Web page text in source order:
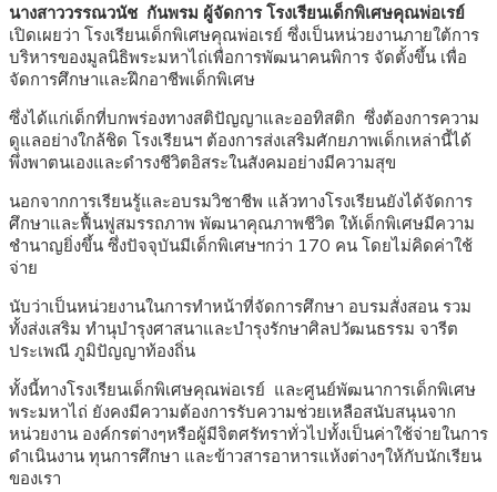
นางสาววรรณวนัช กันพรม ผู้จัดการ โรงเรียนเด็กพิเศษคุณพ่อเรย์
เปิดเผยว่า โรงเรียนเด็กพิเศษคุณพ่อเรย์ ซึ่งเป็นหน่วยงานภายใต้การ
บริหารของมูลนิธิพระมหาไถ่เพื่อการพัฒนาคนพิการ จัดตั้งขึ้น เพื่อ
จัดการศึกษาและฝึกอาชีพเด็กพิเศษ
ซึ่งได้แก่เด็กที่บกพร่องทางสติปัญญาและออทิสติก ซึ่งต้องการความ
ดูแลอย่างใกล้ชิด โรงเรียนฯ ต้องการส่งเสริมศักยภาพเด็กเหล่านี้ได้
พึ่งพาตนเองและดำรงชีวิตอิสระในสังคมอย่างมีความสุข
นอกจากการเรียนรู้และอบรมวิชาชีพ แล้วทางโรงเรียนยังได้จัดการ
ศึกษาและฟื้นฟูสมรรถภาพ พัฒนาคุณภาพชีวิต ให้เด็กพิเศษมีความ
ชำนาญยิ่งขึ้น ซึ่งปัจจุบันมีเด็กพิเศษฯกว่า 170 คน โดยไม่คิดค่าใช้
จ่าย
นับว่าเป็นหน่วยงานในการทำหน้าที่จัดการศึกษา อบรมสั่งสอน รวม
ทั้งส่งเสริม ทำนุบำรุงศาสนาและบำรุงรักษาศิลปวัฒนธรรม จารีต
ประเพณี ภูมิปัญญาท้องถิ่น
ทั้งนี้ทางโรงเรียนเด็กพิเศษคุณพ่อเรย์ และศูนย์พัฒนาการเด็กพิเศษ
พระมหาไถ่ ยังคงมีความต้องการรับความช่วยเหลือสนับสนุนจาก
หน่วยงาน องค์กรต่างๆหรือผู้มีจิตศรัทราทั่วไปทั้งเป็นค่าใช้จ่ายในการ
ดำเนินงาน ทุนการศึกษา และข้าวสารอาหารแห้งต่างๆให้กับนักเรียน
ของเรา